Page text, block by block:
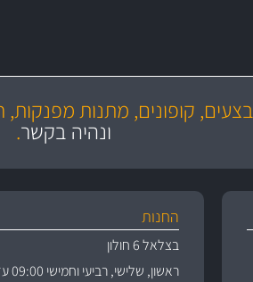
שמן, אוויר, דלק וקבינה
גרמניה
קופונים, מתנות מפנקות,
ונהיה בקשר.
החנות
בצלאל 6 חולון
ראשון, שלישי, רביעי וחמישי 09:00 עד 18:00